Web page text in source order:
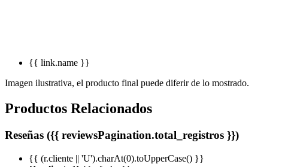
{{ link.name }}
Imagen ilustrativa, el producto final puede diferir de lo mostrado.
Productos Relacionados
Reseñas ({{ reviewsPagination.total_registros }})
{{ (r.cliente || 'U').charAt(0).toUpperCase() }}